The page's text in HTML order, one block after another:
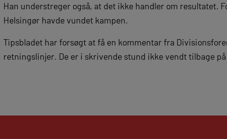
Han understreger også, at det ikke handler om resultatet.
Helsingør havde vundet kampen.
Tipsbladet har forsøgt at få en kommentar fra
retningslinjer. De er i skrivende stund ikke vendt tilbage